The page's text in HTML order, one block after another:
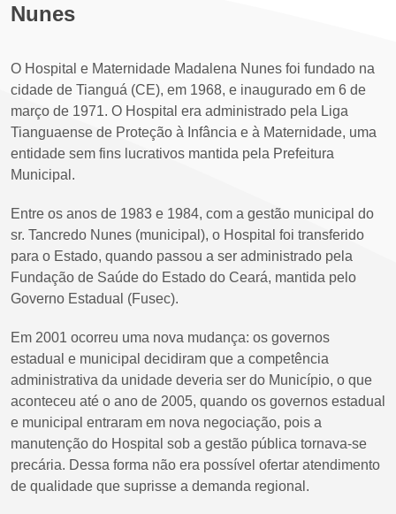
Nunes
O Hospital e Maternidade Madalena Nunes foi fundado na
cidade de Tianguá (CE), em 1968, e inaugurado em 6 de
março de 1971. O Hospital era administrado pela Liga
Tianguaense de Proteção à Infância e à Maternidade, uma
entidade sem fins lucrativos mantida pela Prefeitura
Municipal.
Entre os anos de 1983 e 1984, com a gestão municipal do
sr. Tancredo Nunes (municipal), o Hospital foi transferido
para o Estado, quando passou a ser administrado pela
Fundação de Saúde do Estado do Ceará, mantida pelo
Governo Estadual (Fusec).
Em 2001 ocorreu uma nova mudança: os governos
estadual e municipal decidiram que a competência
administrativa da unidade deveria ser do Município, o que
aconteceu até o ano de 2005, quando os governos estadual
e municipal entraram em nova negociação, pois a
manutenção do Hospital sob a gestão pública tornava-se
precária. Dessa forma não era possível ofertar atendimento
de qualidade que suprisse a demanda regional.